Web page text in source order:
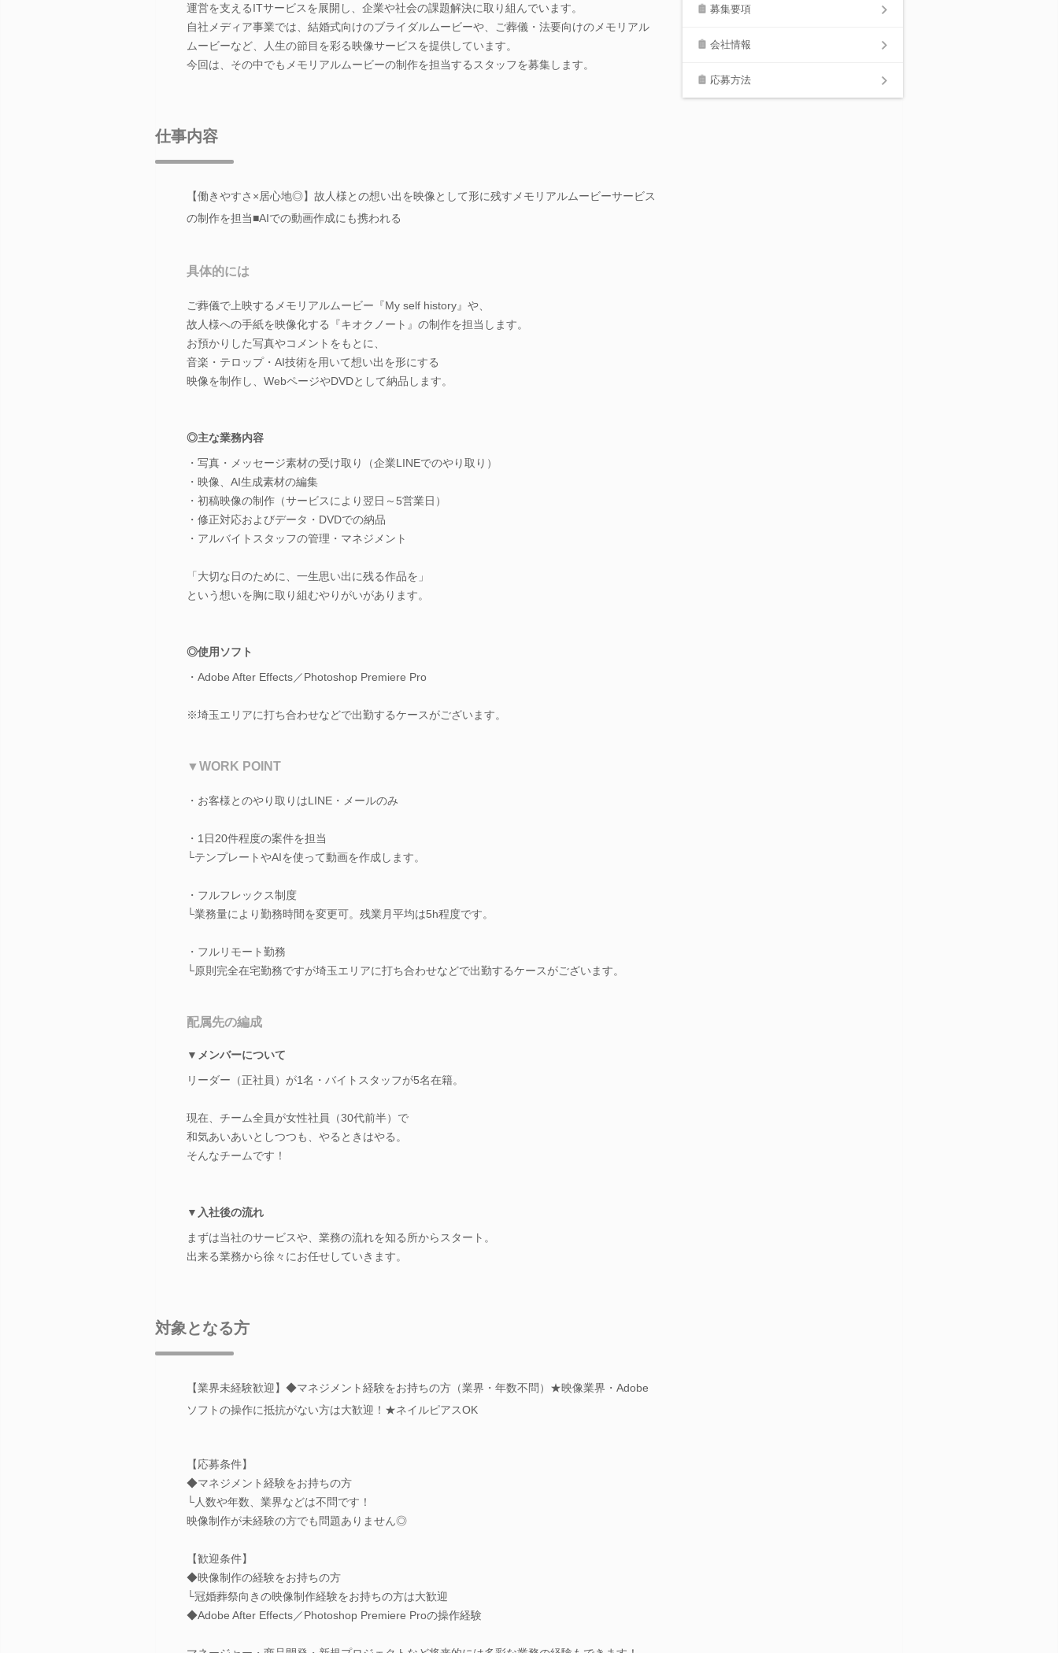
運営を支えるITサービスを展開し、企業や社会の課題解決に取り組んでいます。
自社メディア事業では、結婚式向けのブライダルムービーや、ご葬儀・法要向けのメモリアル
ムービーなど、人生の節目を彩る映像サービスを提供しています。
今回は、その中でもメモリアルムービーの制作を担当するスタッフを募集します。
仕事内容
【働きやすさ×居心地◎】故人様との想い出を映像として形に残すメモリアルムービーサービス
の制作を担当■AIでの動画作成にも携われる
具体的には
ご葬儀で上映するメモリアルムービー『My self history』や、
故人様への手紙を映像化する『キオクノート』の制作を担当します。
お預かりした写真やコメントをもとに、
音楽・テロップ・AI技術を用いて想い出を形にする
映像を制作し、WebページやDVDとして納品します。
◎主な業務内容
・写真・メッセージ素材の受け取り（企業LINEでのやり取り）
・映像、AI生成素材の編集
・初稿映像の制作（サービスにより翌日～5営業日）
・修正対応およびデータ・DVDでの納品
・アルバイトスタッフの管理・マネジメント
「大切な日のために、一生思い出に残る作品を」
という想いを胸に取り組むやりがいがあります。
◎使用ソフト
・Adobe After Effects／Photoshop Premiere Pro
※埼玉エリアに打ち合わせなどで出勤するケースがございます。
▼WORK POINT
・お客様とのやり取りはLINE・メールのみ
・1日20件程度の案件を担当
└テンプレートやAIを使って動画を作成します。
・フルフレックス制度
└業務量により勤務時間を変更可。残業月平均は5h程度です。
・フルリモート勤務
└原則完全在宅勤務ですが埼玉エリアに打ち合わせなどで出勤するケースがございます。
配属先の編成
▼メンバーについて
リーダー（正社員）が1名・バイトスタッフが5名在籍。
現在、チーム全員が女性社員（30代前半）で
和気あいあいとしつつも、やるときはやる。
そんなチームです！
▼入社後の流れ
まずは当社のサービスや、業務の流れを知る所からスタート。
出来る業務から徐々にお任せしていきます。
対象となる方
【業界未経験歓迎】◆マネジメント経験をお持ちの方（業界・年数不問）★映像業界・Adobe
ソフトの操作に抵抗がない方は大歓迎！★ネイルピアスOK
【応募条件】
◆マネジメント経験をお持ちの方
└人数や年数、業界などは不問です！
映像制作が未経験の方でも問題ありません◎
【歓迎条件】
◆映像制作の経験をお持ちの方
└冠婚葬祭向きの映像制作経験をお持ちの方は大歓迎
◆Adobe After Effects／Photoshop Premiere Proの操作経験
募集要項
会社情報
応募方法